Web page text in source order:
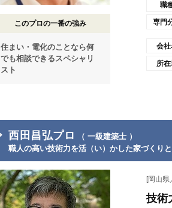
このプロの一番の強み
住まい・電化のことなら何
でも相談できるスペシャリ
スト
職
専門
会社
所
西田昌弘プロ
（ 一級建築士 ）
職人の高い技術力を活（い）かした家づくり
[岡山
技術